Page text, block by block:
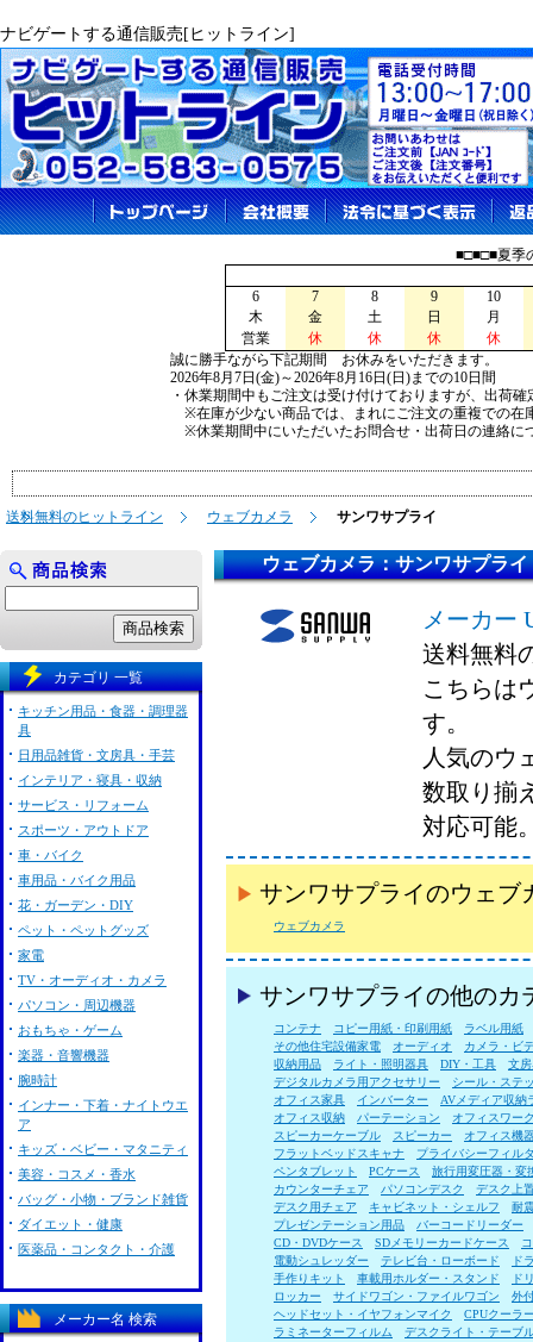
ナビゲートする通信販売[ヒットライン]
■□■□■夏季
6 7 8 9
10
木
金 土 日
月
営業
休 休 休
休
誠に勝手ながら下記期間 お休みをいただきます。
2026年8月7日(金)～2026年8月16日(日)までの10日間
・休業期間中もご注文は受け付けておりますが、出荷
※在庫が少ない商品では、まれにご注文の重複での在
※休業期間中にいただいたお問合せ・出荷日の連絡に
送料無料のヒットライン ウェブカメラ サンワサプライ
ウェブカメラ：サンワサプライ
メーカー
送料無料
こちらは
す。
人気のウ
数取り揃
対応可能
サンワサプライのウェブ
ウェブカメラ
サンワサプライの他のカ
コンテナ コピー用紙・印刷用紙
ラベル用紙
その他住宅設備家電
オーディオ
カメラ・ビ
収納用品
ライト・照明器具 DIY・工具
文
デジタルカメラ用アクセサリー
シール・ステ
オフィス家具
インバーター
AVメディア収納
オフィス収納
パーテーション
オフィスワー
スピーカーケーブル
スピーカー
オフィス機
フラットベッドスキャナ
プライバシーフィル
ペンタブレット
PCケース
旅行用変圧器・変
カウンターチェア
パソコンデスク
デスク上
デスク用チェア
キャビネット・シェルフ
耐
プレゼンテーション用品
バーコードリーダー
CD・DVDケース
SDメモリーカードケース
電動シュレッダー
テレビ台・ローボード
ド
手作りキット
車載用ホルダー・スタンド
ド
ロッカー
サイドワゴン・ファイルワゴン
外
ヘッドセット・イヤフォンマイク
CPUクーラ
ラミネーターフィルム
デスクライト・テーブ
カテゴリ 一覧
キッチン用品・食器・調理器
具
日用品雑貨・文房具・手芸
インテリア・寝具・収納
サービス・リフォーム
スポーツ・アウトドア
車・バイク
車用品・バイク用品
花・ガーデン・DIY
ペット・ペットグッズ
家電
TV・オーディオ・カメラ
パソコン・周辺機器
おもちゃ・ゲーム
楽器・音響機器
腕時計
インナー・下着・ナイトウエ
ア
キッズ・ベビー・マタニティ
美容・コスメ・香水
バッグ・小物・ブランド雑貨
ダイエット・健康
医薬品・コンタクト・介護
メーカー名 検索